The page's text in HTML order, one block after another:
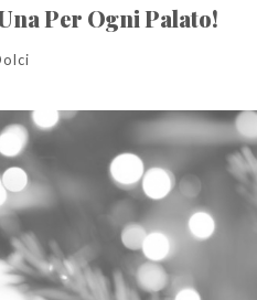
Per Ogni Palato!